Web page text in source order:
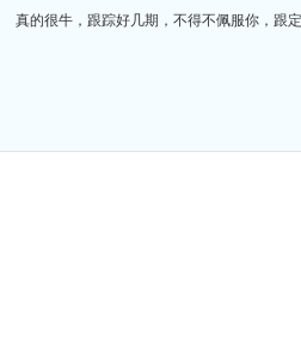
真的很牛，跟踪好几期，不得不佩服你，跟